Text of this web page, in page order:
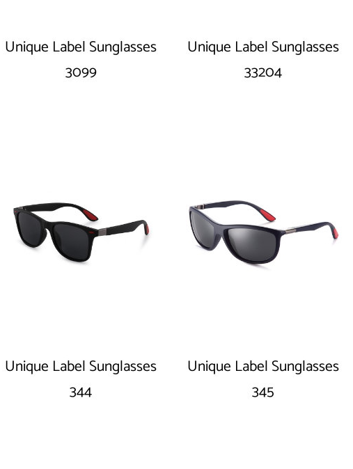
Unique Label Sunglasses
3099
Unique Label Sunglasses
33204
Unique Label Sunglasses
344
Unique Label Sunglasses
345